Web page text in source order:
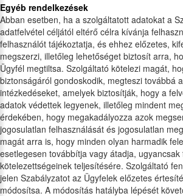
Egyéb rendelkezések
Abban esetben, ha a szolgáltatott adatokat a
adatfelvétel céljától eltérő célra kívánja
felhasználót tájékoztatja, és ehhez előzetes,
megszerzi, illetőleg lehetőséget biztosít arra,
Ügyfél megtiltsa. Szolgáltató kötelezi magát,
biztonságáról gondoskodik, megteszi továbbá
intézkedéseket, amelyek biztosítják, hogy a
adatok védettek legyenek, illetőleg mindent
érdekében, hogy megakadályozza azok
jogosulatlan felhasználását és jogosulatlan
magát arra is, hogy minden olyan harmadik
esetlegesen továbbítja vagy átadja,
kötelezettségeinek teljesítésére. Szolgáltató
jelen Szabályzatot az Ügyfelek előzetes
módosítsa. A módosítás hatályba lépését